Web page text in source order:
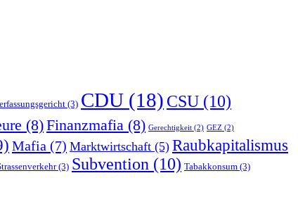
(3) CDU (18) CSU (10)
(8)Finanzmafia (8) Gerechtigkeit (2) GEZ (2)
Mafia (7) Marktwirtschaft (5) Raubkapitalismus
(3) Subvention (10) Tabakkonsum (3)